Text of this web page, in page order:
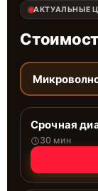
АКТУАЛЬНЫЕ
Срочная
30 мин